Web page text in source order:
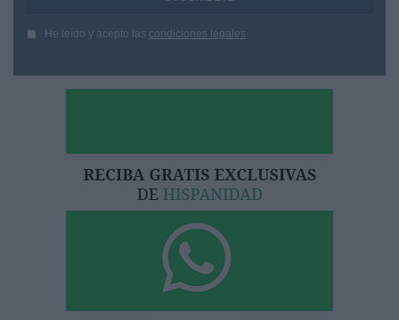
He leído y acepto las condiciones legales